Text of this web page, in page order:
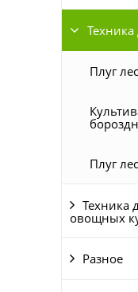
Техника
Плуг
Плуг
Техника
овощных
Разное